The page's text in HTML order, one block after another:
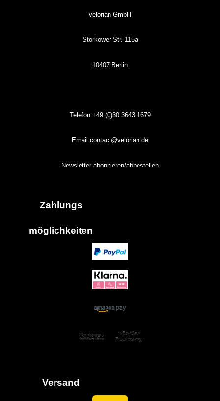
velorian GmbH
Storkower Str. 115a
10407 Berlin
Telefon:+49 (0)3036431679
Email:contact@velorian.de
Newsletter abonnieren/abbestellen
Zahlungs
möglichkeiten
Versand